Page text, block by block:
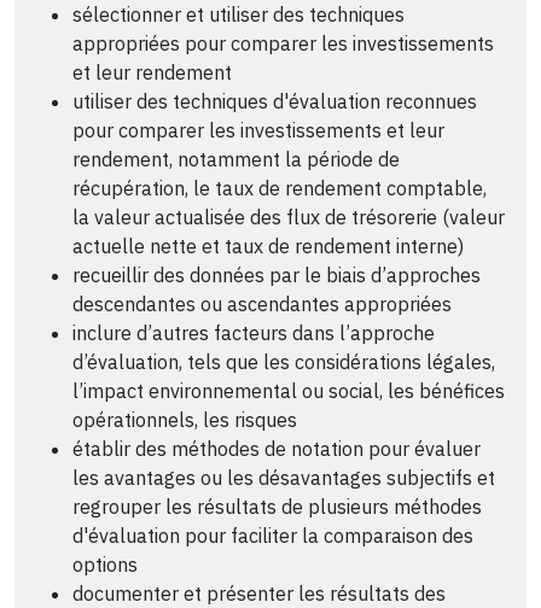
sélectionner et utiliser des techniques
appropriées pour comparer les investissements
et leur rendement
utiliser des techniques d'évaluation reconnues
pour comparer les investissements et leur
rendement, notamment la période de
récupération, le taux de rendement comptable,
la valeur actualisée des flux de trésorerie (valeur
actuelle nette et taux de rendement interne)
recueillir des données par le biais d’approches
descendantes ou ascendantes appropriées
inclure d’autres facteurs dans l’approche
d’évaluation, tels que les considérations légales,
l’impact environnemental ou social, les bénéfices
opérationnels, les risques
établir des méthodes de notation pour évaluer
les avantages ou les désavantages subjectifs et
regrouper les résultats de plusieurs méthodes
d'évaluation pour faciliter la comparaison des
options
documenter et présenter les résultats des